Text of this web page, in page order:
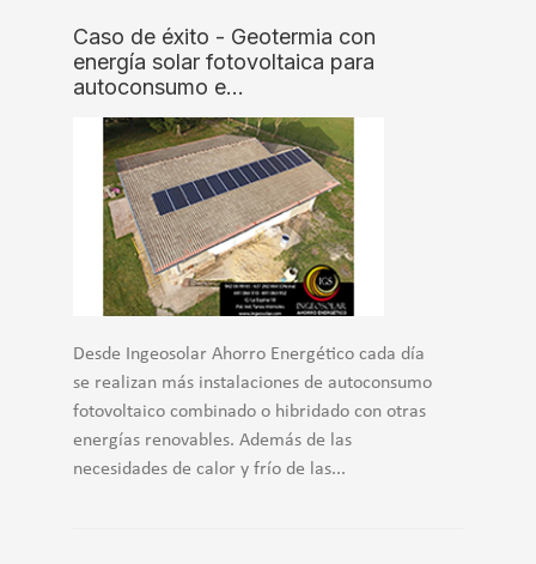
Caso de éxito - Geotermia con
energía solar fotovoltaica para
autoconsumo e…
Desde Ingeosolar Ahorro Energético cada día
se realizan más instalaciones de autoconsumo
fotovoltaico combinado o hibridado con otras
energías renovables. Además de las
necesidades de calor y frío de las...